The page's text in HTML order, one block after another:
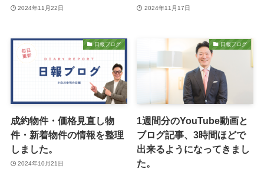
2024年11月22日 2024年11月17日
日報ブログ
成約物件・価格見直し物
件・新着物件の情報を整理
しました。
2024年10月21日
日報ブログ
1週間分のYouTube動画と
ブログ記事、3時間ほどで
出来るようになってきまし
た。